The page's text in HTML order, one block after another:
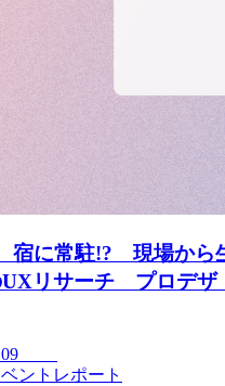
宿に常駐!? 現場から
UXリサーチ プロデザ
ントレポート